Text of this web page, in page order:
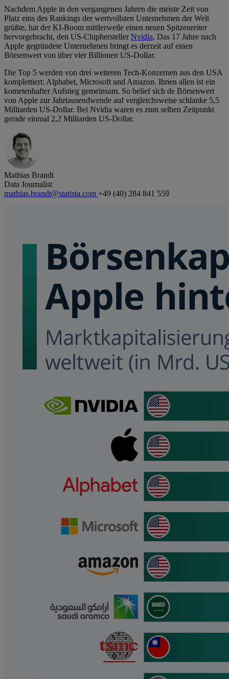
Nachdem Apple in den vergangenen Jahren die meiste Zeit von
Platz eins des Rankings der wertvollsten Unternehmen der Welt
grüßte, hat der KI-Boom mittlerweile einen neuen Spitzenreiter
hervorgebracht, den US-ChipherstellerNvidia. Das 17 Jahre nach
Apple gegründete Unternehmen bringt es derzeit auf einen
Börsenwert von über vier Billionen US-Dollar.
Die Top 5 werden von drei weiteren Tech-Konzernen aus den USA
komplettiert: Alphabet, Microsoft und Amazon. Ihnen allen ist ein
kometenhafter Aufstieg gemeinsam. So belief sich de Börsenwert
von Apple zur Jahrtausendwende auf vergleichsweise schlanke 5,5
Milliarden US-Dollar. Bei Nvidia waren es zum selben Zeitpunkt
gerade einmal 2,2 Milliarden US-Dollar.
Mathias Brandt
Data Journalist
mathias.brandt@statista.com +49 (40) 284 841 559